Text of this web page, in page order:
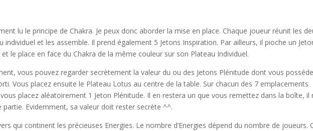
lu le principe de Chakra. Je peux donc aborder la mise en place. Chaque joueur réunit les
individuel et les assemble. Il prend également 5 Jetons Inspiration. Par ailleurs, il pioche un
le place en face du Chakra de la même couleur sur son Plateau Individuel.
vous pouvez regarder secrètement la valeur du ou des Jetons Plénitude dont vous
Vous placez ensuite le Plateau Lotus au centre de la table. Sur chacun des 7 emplacements
placez aléatoirement 1 Jeton Plénitude. Il en restera un que vous remettez dans la boîte, il
partie. Evidemment, sa valeur doit rester secrète ^^.
qui continent les précieuses Energies. Le nombre d’Energies dépend du nombre de joueurs.